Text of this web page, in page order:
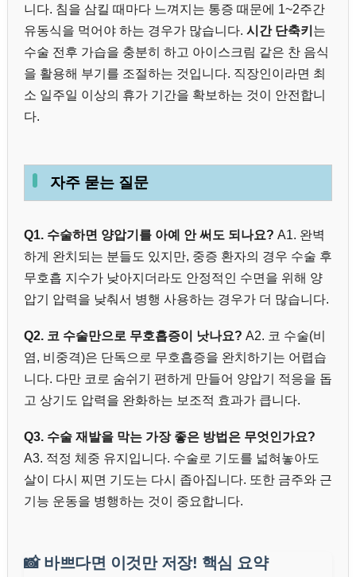
니다. 침을 삼킬 때마다 느껴지는 통증 때문에 1~2주간
유동식을 먹어야 하는 경우가 많습니다. 시간 단축키 는
수술 전후 가습을 충분히 하고 아이스크림 같은 찬 음식
을 활용해 부기를 조절하는 것입니다. 직장인이라면 최
소 일주일 이상의 휴가 기간을 확보하는 것이 안전합니
다.
자주 묻는 질문
Q1. 수술하면 양압기를 아예 안 써도 되나요? A1. 완벽
하게 완치되는 분들도 있지만, 중증 환자의 경우 수술 후
무호흡 지수가 낮아지더라도 안정적인 수면을 위해 양
압기 압력을 낮춰서 병행 사용하는 경우가 더 많습니다.
Q2. 코 수술만으로 무호흡증이 낫나요? A2. 코 수술(비
염, 비중격)은 단독으로 무호흡증을 완치하기는 어렵습
니다. 다만 코로 숨쉬기 편하게 만들어 양압기 적응을 돕
고 상기도 압력을 완화하는 보조적 효과가 큽니다.
Q3. 수술 재발을 막는 가장 좋은 방법은 무엇인가요?
A3. 적정 체중 유지입니다. 수술로 기도를 넓혀놓아도
살이 다시 찌면 기도는 다시 좁아집니다. 또한 금주와 근
기능 운동을 병행하는 것이 중요합니다.
📸 바쁘다면 이것만 저장! 핵심 요약